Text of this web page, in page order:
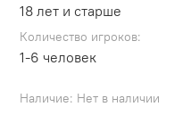
Наличие: Нет в наличии
18 лет и старше
Количество игроков:
1-6 человек